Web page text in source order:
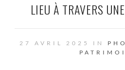
LIEU À TRAVERS
27 AVRIL 2025 IN